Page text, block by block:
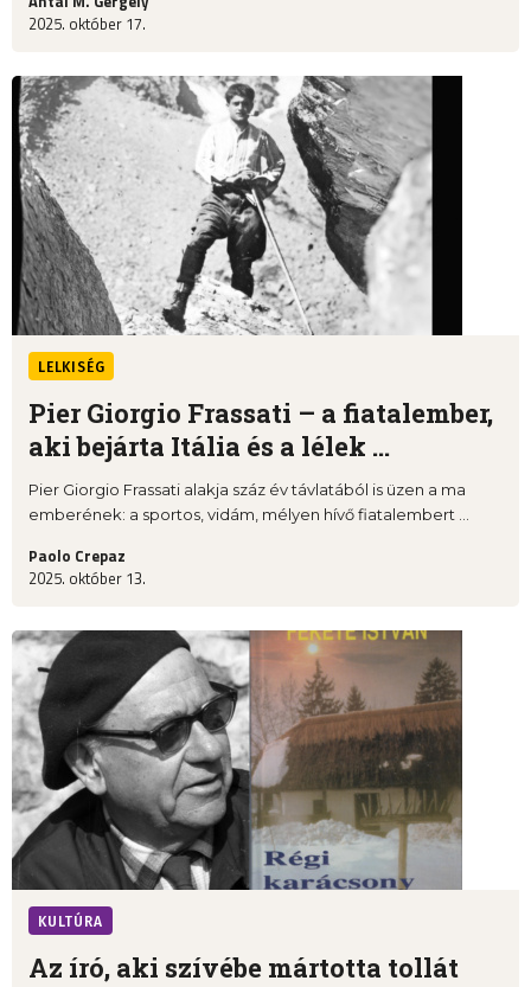
2025. október 17.
LELKISÉG
Pier Giorgio Frassati – a fiatalember,
aki bejárta Itália és a lélek ...
Pier Giorgio Frassati alakja száz év távlatából is üzen a ma
emberének: a sportos, vidám, mélyen hívő fiatalembert ...
Paolo Crepaz
2025. október 13.
KULTÚRA
Az író, aki szívébe mártotta tollát